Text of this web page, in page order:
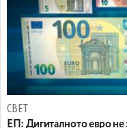
СВЕТ
ЕП: Дигиталното евро не